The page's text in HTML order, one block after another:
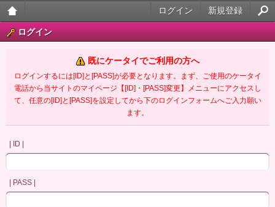
大人
ータ
イ官
新規登録
ログイン
ログイン
既にケータイでご利用の方へ
ログインするには[ID]と[PASS]が必要となります。まず、ご使用のケータイ
電話から当サイトのマイページ【[ID]・[PASS]変更】メニューにアクセスし
て、任意の[ID]と[PASS]を設定してから下のログインフォームへご入力願い
ます。
| ID |
| PASS |